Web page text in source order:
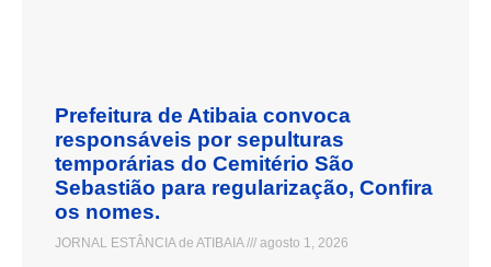
Prefeitura de Atibaia convoca
responsáveis por sepulturas
temporárias do Cemitério São
Sebastião para regularização, Confira
os nomes.
JORNAL ESTÂNCIA de ATIBAIA agosto 1, 2026